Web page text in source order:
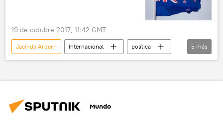
19 de octubre 2017, 11:42 GMT
Jacinda Ardern Internacional
política
Nueva Zelanda
elecciones
5 más
Mundo